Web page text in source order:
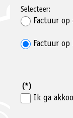
Selecteer:
Factuur
Factuur
(*)
Ik ga